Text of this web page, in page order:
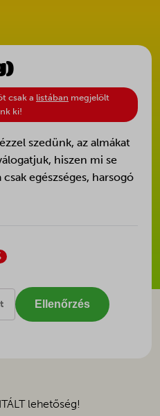
csak a listában megjelölt
ki!
szedünk, az almákat
hiszen mi se
egészséges, harsogó
Ellenőrzés
lehetőség!